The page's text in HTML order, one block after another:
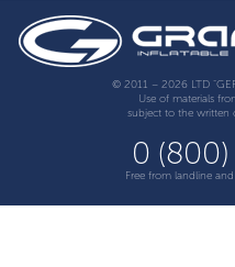
© 2011 – 2026 LTD
Use of materials
subject to the written
0
Free from landline